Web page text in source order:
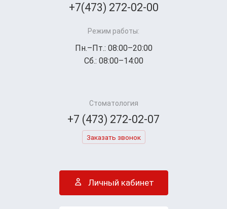
+7(473) 272-02-00
Режим работы:
Пн.–Пт.: 08:00–20:00
Сб.: 08:00–14:00
Стоматология
+7 (473) 272-02-07
Заказать звонок
Личный кабинет